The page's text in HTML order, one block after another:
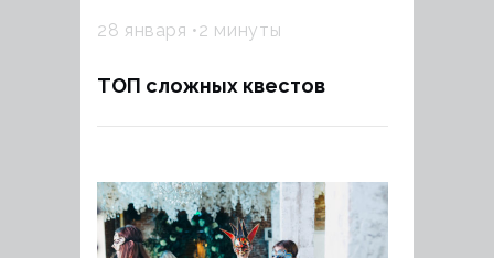
28 января 2 минуты
ТОП сложных квестов